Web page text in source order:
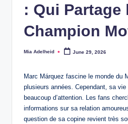
: Qui Partage
Champion
Posted
Mia Adelheid June 29, 2026
Marc Márquez fascine le monde du
plusieurs années. Cependant, sa
beaucoup d’attention. Les fans
informations sur sa relation
question de sa copine revient très